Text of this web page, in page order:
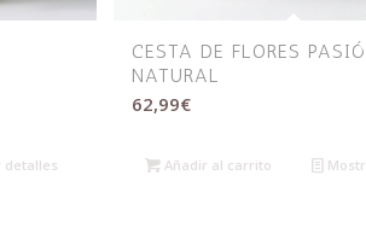
detalles
CESTA DE FLORES
NATURAL
62,99€
Añadir al carrito